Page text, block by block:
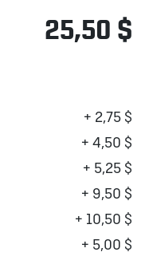
25,50 $
+ 2,75 $
+ 4,50 $
+ 5,25 $
+ 9,50 $
+ 10,50 $
+ 5,00 $